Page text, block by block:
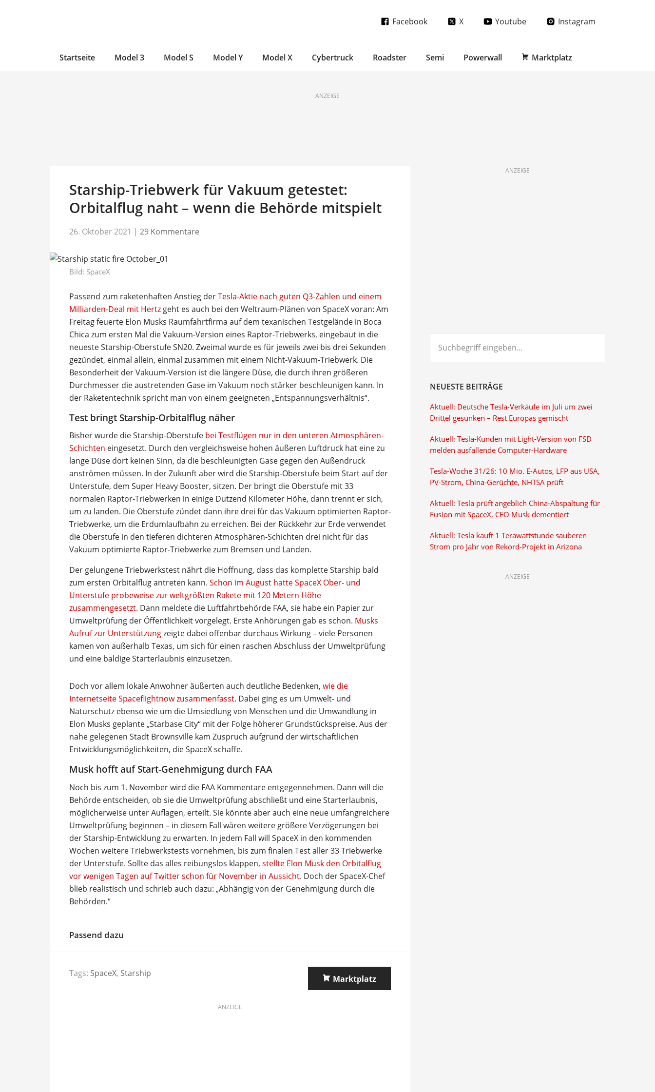
Facebook X Youtube Instagram
Startseite Model 3 Model S Model Y Model X Cybertruck Roadster Semi Powerwall Marktplatz
ANZEIGE
Starship-Triebwerk für Vakuum getestet:
Orbitalflug naht – wenn die Behörde mitspielt
26. Oktober 2021 | 29 Kommentare
Bild: SpaceX
Passend zum raketenhaften Anstieg derTesla-Aktie nach guten Q3-Zahlen und einem
Milliarden-Deal mit Hertz geht es auch bei den Weltraum-Plänen von SpaceX voran: Am
Freitag feuerte Elon Musks Raumfahrtfirma auf dem texanischen Testgelände in Boca
Chica zum ersten Mal die Vakuum-Version eines Raptor-Triebwerks, eingebaut in die
neueste Starship-Oberstufe SN20. Zweimal wurde es für jeweils zwei bis drei Sekunden
gezündet, einmal allein, einmal zusammen mit einem Nicht-Vakuum-Triebwerk. Die
Besonderheit der Vakuum-Version ist die längere Düse, die durch ihren größeren
Durchmesser die austretenden Gase im Vakuum noch stärker beschleunigen kann. In
der Raketentechnik spricht man von einem geeigneten „Entspannungsverhältnis“.
Test bringt Starship-Orbitalflug näher
Bisher wurde die Starship-Oberstufe bei Testflügen nur in den unteren Atmosphären-
Schichten eingesetzt. Durch den vergleichsweise hohen äußeren Luftdruck hat eine zu
lange Düse dort keinen Sinn, da die beschleunigten Gase gegen den Außendruck
anströmen müssen. In der Zukunft aber wird die Starship-Oberstufe beim Start auf der
Unterstufe, dem Super Heavy Booster, sitzen. Der bringt die Oberstufe mit 33
normalen Raptor-Triebwerken in einige Dutzend Kilometer Höhe, dann trennt er sich,
um zu landen. Die Oberstufe zündet dann ihre drei für das Vakuum optimierten Raptor-
Triebwerke, um die Erdumlaufbahn zu erreichen. Bei der Rückkehr zur Erde verwendet
die Oberstufe in den tieferen dichteren Atmosphären-Schichten drei nicht für das
Vakuum optimierte Raptor-Triebwerke zum Bremsen und Landen.
Der gelungene Triebwerkstest nährt die Hoffnung, dass das komplette Starship bald
zum ersten Orbitalflug antreten kann. Schon im August hatte SpaceX Ober- und
Unterstufe probeweise zur weltgrößten Rakete mit 120 Metern Höhe
zusammengesetzt. Dann meldete die Luftfahrtbehörde FAA, sie habe ein Papier zur
Umweltprüfung der Öffentlichkeit vorgelegt. Erste Anhörungen gab es schon. Musks
Aufruf zur Unterstützungzeigte dabei offenbar durchaus Wirkung – viele Personen
kamen von außerhalb Texas, um sich für einen raschen Abschluss der Umweltprüfung
und eine baldige Starterlaubnis einzusetzen.
Doch vor allem lokale Anwohner äußerten auch deutliche Bedenken, wie die
Internetseite Spaceflightnow zusammenfasst. Dabei ging es um Umwelt- und
Naturschutz ebenso wie um die Umsiedlung von Menschen und die Umwandlung in
Elon Musks geplante „Starbase City“ mit der Folge höherer Grundstückspreise. Aus der
nahe gelegenen Stadt Brownsville kam Zuspruch aufgrund der wirtschaftlichen
Entwicklungsmöglichkeiten, die SpaceX schaffe.
Musk hofft auf Start-Genehmigung durch FAA
Noch bis zum 1. November wird die FAA Kommentare entgegennehmen. Dann will die
Behörde entscheiden, ob sie die Umweltprüfung abschließt und eine Starterlaubnis,
möglicherweise unter Auflagen, erteilt. Sie könnte aber auch eine neue umfangreichere
Umweltprüfung beginnen – in diesem Fall wären weitere größere Verzögerungen bei
der Starship-Entwicklung zu erwarten. In jedem Fall will SpaceX in den kommenden
Wochen weitere Triebwerkstests vornehmen, bis zum finalen Test aller 33 Triebwerke
der Unterstufe. Sollte das alles reibungslos klappen, stellte Elon Musk den Orbitalflug
vor wenigen Tagen auf Twitter schon für November in Aussicht. Doch der SpaceX-Chef
blieb realistisch und schrieb auch dazu: „Abhängig von der Genehmigung durch die
Behörden.“
Passend dazu
Tags: SpaceX, Starship
Marktplatz
ANZEIGE
ANZEIGE
eingeben...
NEUESTE BEITRÄGE
Aktuell: Deutsche Tesla-Verkäufe im Juli um zwei
Drittel gesunken – Rest Europas gemischt
Aktuell: Tesla-Kunden mit Light-Version von FSD
melden ausfallende Computer-Hardware
Tesla-Woche 31/26: 10 Mio. E-Autos, LFP aus USA,
PV-Strom, China-Gerüchte, NHTSA prüft
Aktuell: Tesla prüft angeblich China-Abspaltung für
Fusion mit SpaceX, CEO Musk dementiert
Aktuell: Tesla kauft 1 Terawattstunde sauberen
Strom pro Jahr von Rekord-Projekt in Arizona
ANZEIGE